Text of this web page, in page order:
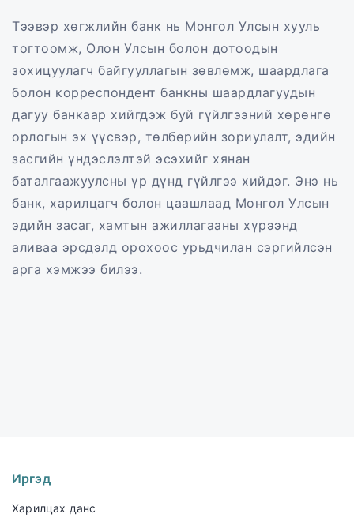
Тээвэр хөгжлийн банк нь Монгол Улсын хууль
тогтоомж, Олон Улсын болон дотоодын
зохицуулагч байгууллагын зөвлөмж, шаардлага
болон корреспондент банкны шаардлагуудын
дагуу банкаар хийгдэж буй гүйлгээний хөрөнгө
орлогын эх үүсвэр, төлбөрийн зориулалт, эдийн
засгийн үндэслэлтэй эсэхийг хянан
баталгаажуулсны үр дүнд гүйлгээ хийдэг. Энэ нь
банк, харилцагч болон цаашлаад Монгол Улсын
эдийн засаг, хамтын ажиллагааны хүрээнд
аливаа эрсдэлд орохоос урьдчилан сэргийлсэн
арга хэмжээ билээ.
Иргэд
Харилцах данс